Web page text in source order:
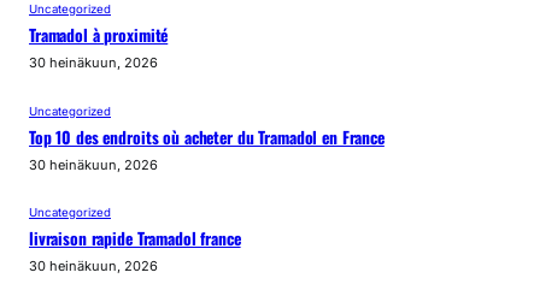
Uncategorized
Tramadol à proximité
30 heinäkuun, 2026
Uncategorized
Top 10 des endroits où acheter du Tramadol en France
30 heinäkuun, 2026
Uncategorized
livraison rapide Tramadol france
30 heinäkuun, 2026